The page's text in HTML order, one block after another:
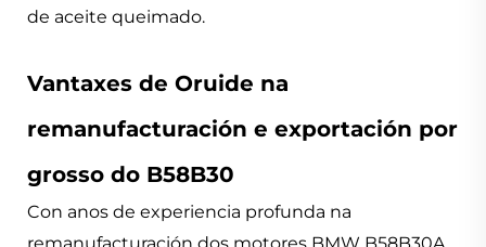
de aceite queimado.
Vantaxes de Oruide na
remanufacturación e exportación por
grosso do B58B30
Con anos de experiencia profunda na
remanufacturación dos motores BMW B58B30A